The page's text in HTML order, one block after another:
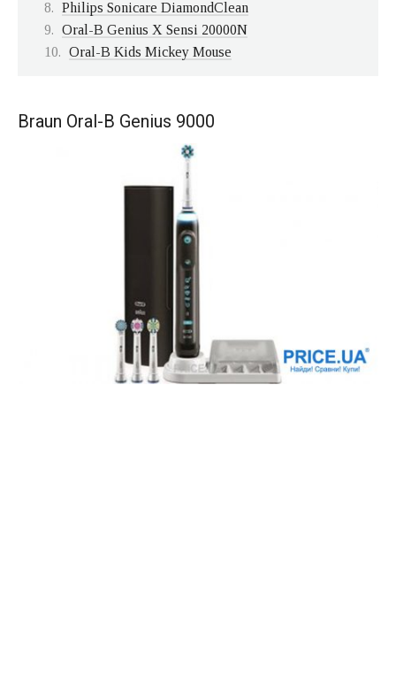
Philips Sonicare DiamondClean
Oral-B Genius X Sensi 20000N
Oral-B Kids Mickey Mouse
Braun Oral-B Genius 9000